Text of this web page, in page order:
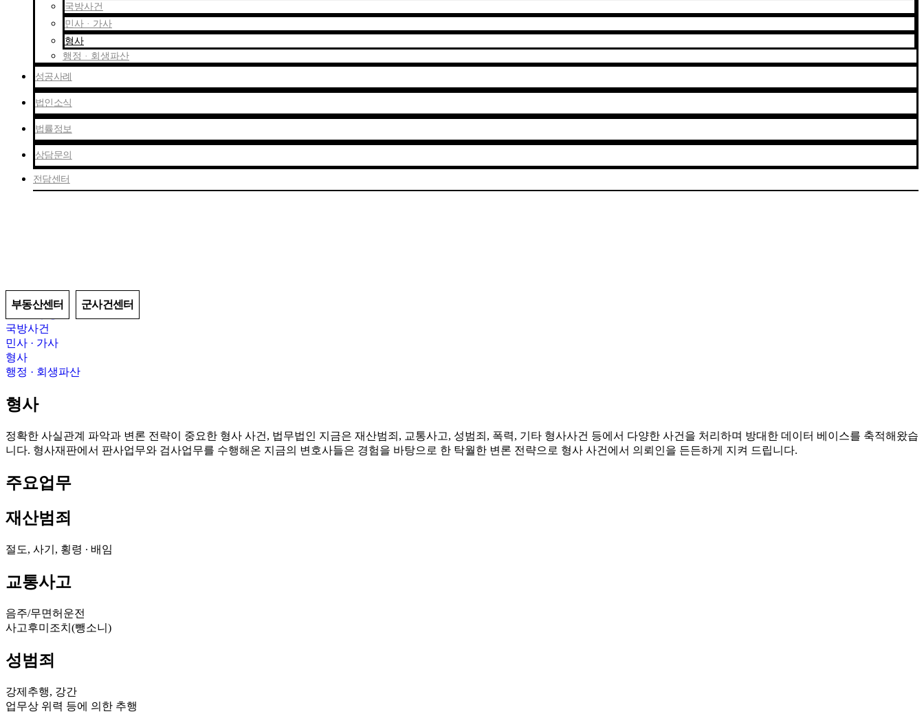
국방사건
민사 · 가사
형사
행정 · 회생파산
성공사례
법인소식
법률정보
상담문의
전담센터
부동산센터 군사건센터
기업법무
건설 · 부동산
국방사건
민사 · 가사
형사
행정 · 회생파산
형사
정확한 사실관계 파악과 변론 전략이 중요한 형사 사건, 법무법인 지금은 재산범죄, 교통사고, 성범죄, 폭력, 기타 형사사건 등에서 다양한 사건을 처리하며 방대한 데이터 베이스를 축적해왔습
니다. 형사재판에서 판사업무와 검사업무를 수행해온 지금의 변호사들은 경험을 바탕으로 한 탁월한 변론 전략으로 형사 사건에서 의뢰인을 든든하게 지켜 드립니다.
주요업무
재산범죄
절도, 사기, 횡령 ∙ 배임
교통사고
음주/무면허운전
사고후미조치(뺑소니)
성범죄
강제추행, 강간
업무상 위력 등에 의한 추행